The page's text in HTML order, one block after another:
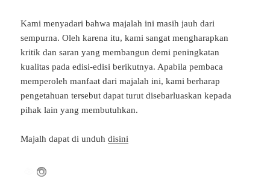
Kami menyadari bahwa majalah ini masih jauh dari
sempurna. Oleh karena itu, kami sangat mengharapkan
kritik dan saran yang membangun demi peningkatan
kualitas pada edisi-edisi berikutnya. Apabila pembaca
memperoleh manfaat dari majalah ini, kami berharap
pengetahuan tersebut dapat turut disebarluaskan kepada
pihak lain yang membutuhkan.
Majalh dapat di unduhdisini